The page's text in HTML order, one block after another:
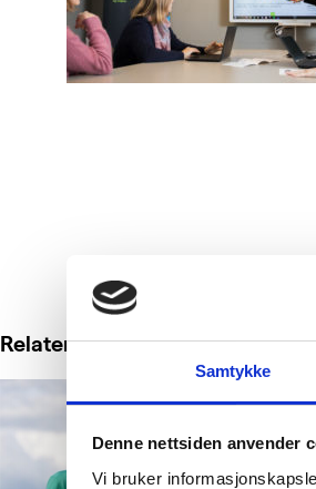
Samtykke
Denne nettsiden anvender
Vi bruker
Relaterte saker